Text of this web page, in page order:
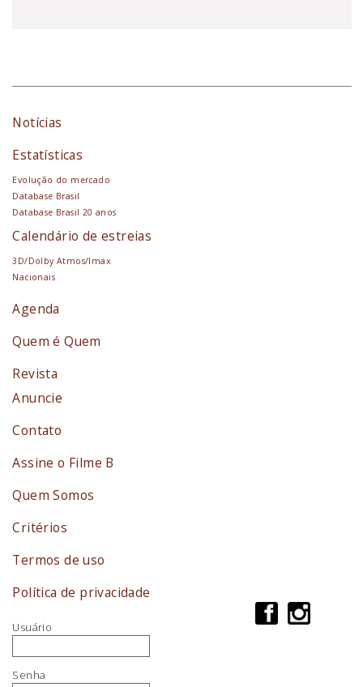
Notícias
Estatísticas
Evolução do mercado
Database Brasil
Database Brasil 20 anos
Calendário de estreias
3D/Dolby Atmos/Imax
Nacionais
Agenda
Quem é Quem
Revista
Anuncie
Contato
Assine o Filme B
Quem Somos
Critérios
Termos de uso
Política de privacidade
Usuário
Senha